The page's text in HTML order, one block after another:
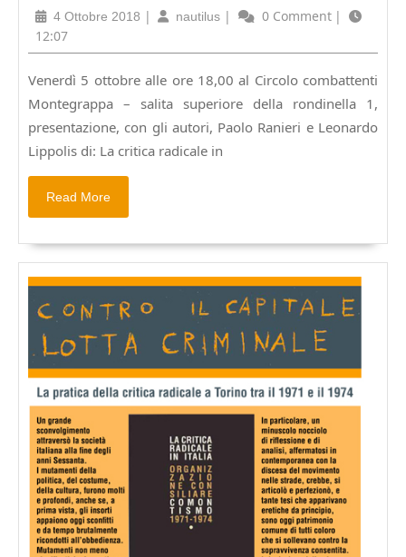
ottobre:
presentazione
di
critica
radicale
in
Italia
LUDD
1967-
1970.
4 Ottobre 2018
2018
| nautilus nautilus
| 0 Comment |
12:07
Venerdì 5 ottobre alle ore 18,00 al Circolo combattenti
Montegrappa – salita superiore della rondinella 1,
presentazione, con gli autori, Paolo Ranieri e Leonardo
Lippolis di: La critica radicale in
Read More